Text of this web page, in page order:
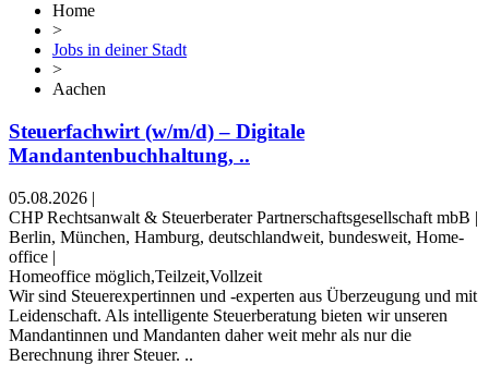
Home
>
Jobs in deiner Stadt
>
Aachen
Steuerfachwirt (w/m/d) – Digitale
Mandantenbuchhaltung, ..
05.08.2026 |
CHP Rechtsanwalt & Steuerberater Partnerschaftsgesellschaft mbB |
Berlin, München, Hamburg, deutschlandweit, bundesweit, Home-
office |
Homeoffice möglich,Teilzeit,Vollzeit
Wir sind Steuerexpertinnen und -experten aus Überzeugung und mit
Leidenschaft. Als intelligente Steuerberatung bieten wir unseren
Mandantinnen und Mandanten daher weit mehr als nur die
Berechnung ihrer Steuer. ..